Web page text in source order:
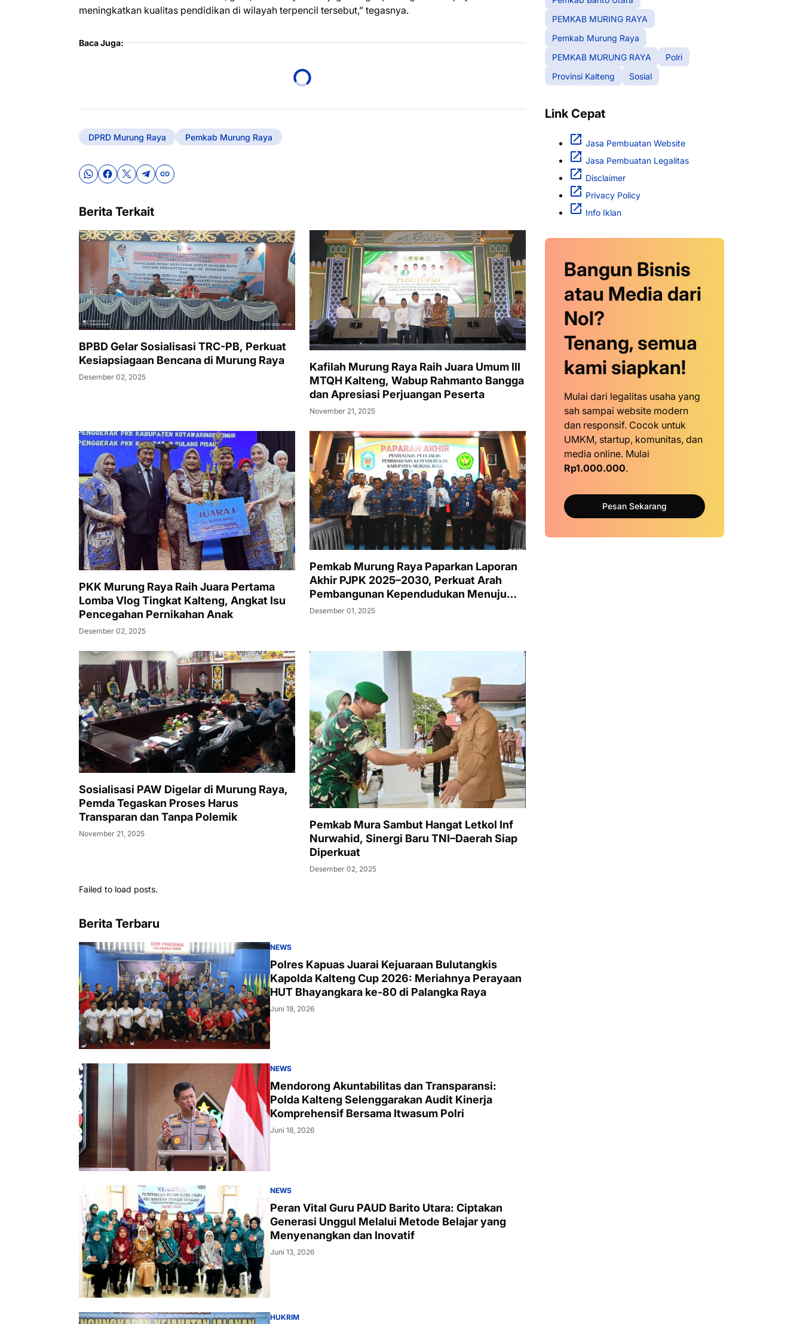
meningkatkan kualitas pendidikan di wilayah terpencil tersebut,” tegasnya.
Baca Juga:
DPRD Murung Raya Pemkab Murung Raya
Berita Terkait
BPBD Gelar Sosialisasi TRC-PB, Perkuat
Kesiapsiagaan Bencana di Murung Raya
Desember 02, 2025
Kafilah Murung Raya Raih Juara Umum III
MTQH Kalteng, Wabup Rahmanto Bangga
dan Apresiasi Perjuangan Peserta
November 21, 2025
PKK Murung Raya Raih Juara Pertama
Lomba Vlog Tingkat Kalteng, Angkat Isu
Pencegahan Pernikahan Anak
Desember 02, 2025
Pemkab Murung Raya Paparkan Laporan
Akhir PJPK 2025–2030, Perkuat Arah
Pembangunan Kependudukan Menuju
Murung Raya Emas
Desember 01, 2025
Sosialisasi PAW Digelar di Murung Raya,
Pemda Tegaskan Proses Harus
Transparan dan Tanpa Polemik
November 21, 2025
Pemkab Mura Sambut Hangat Letkol Inf
Nurwahid, Sinergi Baru TNI–Daerah Siap
Diperkuat
Desember 02, 2025
Failed to load posts.
Berita Terbaru
NEWS
Polres Kapuas Juarai Kejuaraan Bulutangkis
Kapolda Kalteng Cup 2026: Meriahnya Perayaan
HUT Bhayangkara ke-80 di Palangka Raya
Juni 19, 2026
NEWS
Mendorong Akuntabilitas dan Transparansi:
Polda Kalteng Selenggarakan Audit Kinerja
Komprehensif Bersama Itwasum Polri
Juni 18, 2026
NEWS
Peran Vital Guru PAUD Barito Utara: Ciptakan
Generasi Unggul Melalui Metode Belajar yang
Menyenangkan dan Inovatif
Juni 13, 2026
HUKRIM
PEMKAB MURING RAYA
Pemkab Murung Raya
PEMKAB MURUNG RAYA
Polri
Provinsi Kalteng
Sosial
Link Cepat
Jasa Pembuatan Website
Jasa Pembuatan Legalitas
Disclaimer
Privacy Policy
Info Iklan
Bangun Bisnis
atau Media dari
Nol?
Tenang, semua
kami siapkan!
Mulai dari legalitas usaha yang
sah sampai website modern
dan responsif. Cocok untuk
UMKM, startup, komunitas, dan
media online. Mulai
Rp1.000.000.
Pesan Sekarang